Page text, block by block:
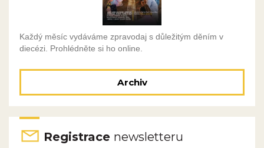
Každý měsíc vydáváme zpravodaj s důležitým děním v
diecézi. Prohlédněte si ho online.
Archiv
Registrace newsletteru